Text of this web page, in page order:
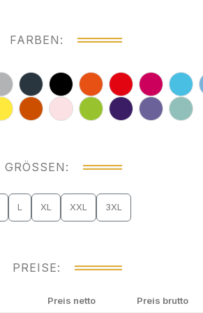
FARBEN:
GRÖSSEN:
L XL XXL 3XL
PREISE:
Preis netto Preis brutto